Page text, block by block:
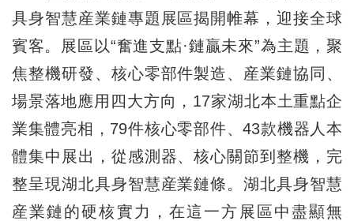
具身智慧産業鏈專題展區揭開帷幕，迎接全球
賓客。展區以“奮進支點·鏈贏未來”為主題，聚
焦整機研發、核心零部件製造、産業鏈協同、
場景落地應用四大方向，17家湖北本土重點企
業集體亮相，79件核心零部件、43款機器人本
體集中展出，從感測器、核心關節到整機，完
整呈現湖北具身智慧産業鏈條。湖北具身智慧
産業鏈的硬核實力，在這一方展區中盡顯無